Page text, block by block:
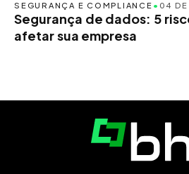
SEGURANÇA E COMPLIANCE • 04 DE
Segurança de dados: 5
afetar sua empresa